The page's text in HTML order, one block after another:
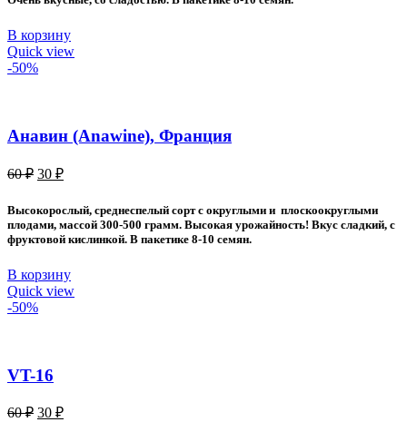
В корзину
Quick view
-50%
Анавин (Anawine), Франция
60₽ Первоначальная
составляла
60 ₽.
30 ₽Текущая
30 ₽.
Высокорослый, среднеспелый сорт с округлыми и плоскоокруглыми
плодами, массой 300-500 грамм. Высокая урожайность! Вкус сладкий, с
фруктовой кислинкой. В пакетике 8-10 семян.
В корзину
Quick view
-50%
VT-16
60₽ Первоначальная
30 ₽Текущая